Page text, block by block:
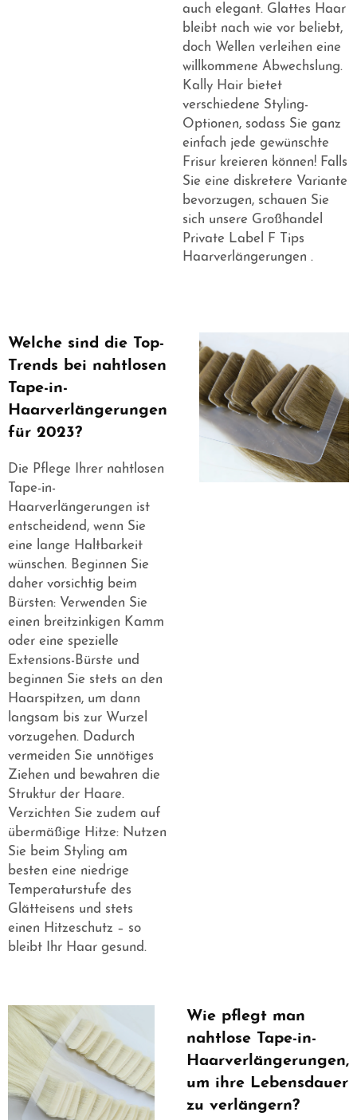
auch elegant. Glattes Haar
bleibt nach wie vor beliebt,
doch Wellen verleihen eine
willkommene Abwechslung.
Kally Hair bietet
verschiedene Styling-
Optionen, sodass Sie ganz
einfach jede gewünschte
Frisur kreieren können! Falls
Sie eine diskretere Variante
bevorzugen, schauen Sie
sich unsere Großhandel
Private Label F Tips
Haarverlängerungen .
Welche sind die Top-
Trends bei nahtlosen
Tape-in-
Haarverlängerungen
für 2023?
Die Pflege Ihrer nahtlosen
Tape-in-
Haarverlängerungen ist
entscheidend, wenn Sie
eine lange Haltbarkeit
wünschen. Beginnen Sie
daher vorsichtig beim
Bürsten: Verwenden Sie
einen breitzinkigen Kamm
oder eine spezielle
Extensions-Bürste und
beginnen Sie stets an den
Haarspitzen, um dann
langsam bis zur Wurzel
vorzugehen. Dadurch
vermeiden Sie unnötiges
Ziehen und bewahren die
Struktur der Haare.
Verzichten Sie zudem auf
übermäßige Hitze: Nutzen
Sie beim Styling am
besten eine niedrige
Temperaturstufe des
Glätteisens und stets
einen Hitzeschutz – so
bleibt Ihr Haar gesund.
Wie pflegt man
nahtlose Tape-in-
Haarverlängerungen,
um ihre Lebensdauer
zu verlängern?